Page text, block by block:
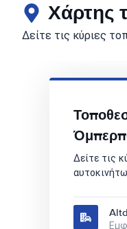
Χάρτης
Δείτε τις κύριες
Δείτε τις